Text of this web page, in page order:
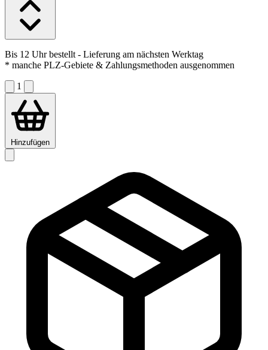
Bis 12 Uhr bestellt - Lieferung am nächsten Werktag
* manche PLZ-Gebiete & Zahlungsmethoden ausgenommen
1
Hinzufügen